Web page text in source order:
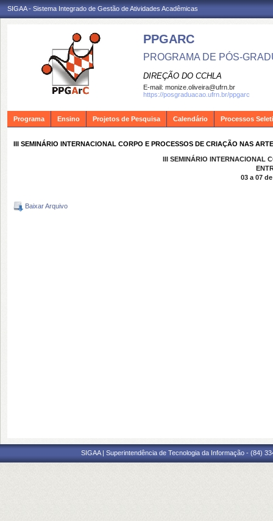
SIGAA - Sistema Integrado de Gestão de Atividades Acadêmicas
PPGARC
PROGRAMA DE PÓS-
DIREÇÃO DO CCHLA
E-mail: monize.oliveira@ufrn.br
https://posgraduacao.ufrn.br/ppgarc
Programa Ensino Projetos de Pesquisa Calendário Processos
III SEMINÁRIO INTERNACIONAL CORPO E PROCESSOS DE CRIAÇÃO NAS
III SEMINÁRIO INTERNACIONAL
03 a 07
Baixar Arquivo
SIGAA | Superintendência de Tecnologia da Informação - (84)